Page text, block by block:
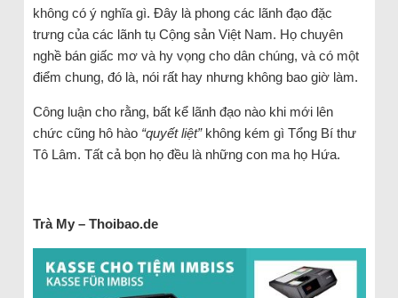
không có ý nghĩa gì. Đây là phong các lãnh đạo đặc
trưng của các lãnh tụ Cộng sản Việt Nam. Họ chuyên
nghề bán giấc mơ và hy vọng cho dân chúng, và có một
điểm chung, đó là, nói rất hay nhưng không bao giờ làm.
Công luận cho rằng, bất kể lãnh đạo nào khi mới lên
chức cũng hô hào “quyết liệt”không kém gì Tổng Bí thư
Tô Lâm. Tất cả bọn họ đều là những con ma họ Hứa.
Trà My – Thoibao.de